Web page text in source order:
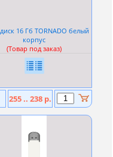
диск 16 Гб TORNADO белый
корпус
(Товар под заказ)
255 .. 238 р.